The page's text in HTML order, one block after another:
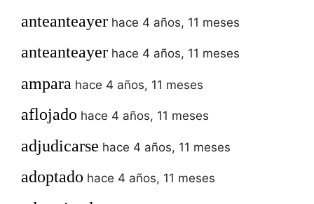
anteanteayer hace 4 años, 11 meses
anteanteayer hace 4 años, 11 meses
ampara hace 4 años, 11 meses
aflojado hace 4 años, 11 meses
adjudicarse hace 4 años, 11 meses
adoptado hace 4 años, 11 meses